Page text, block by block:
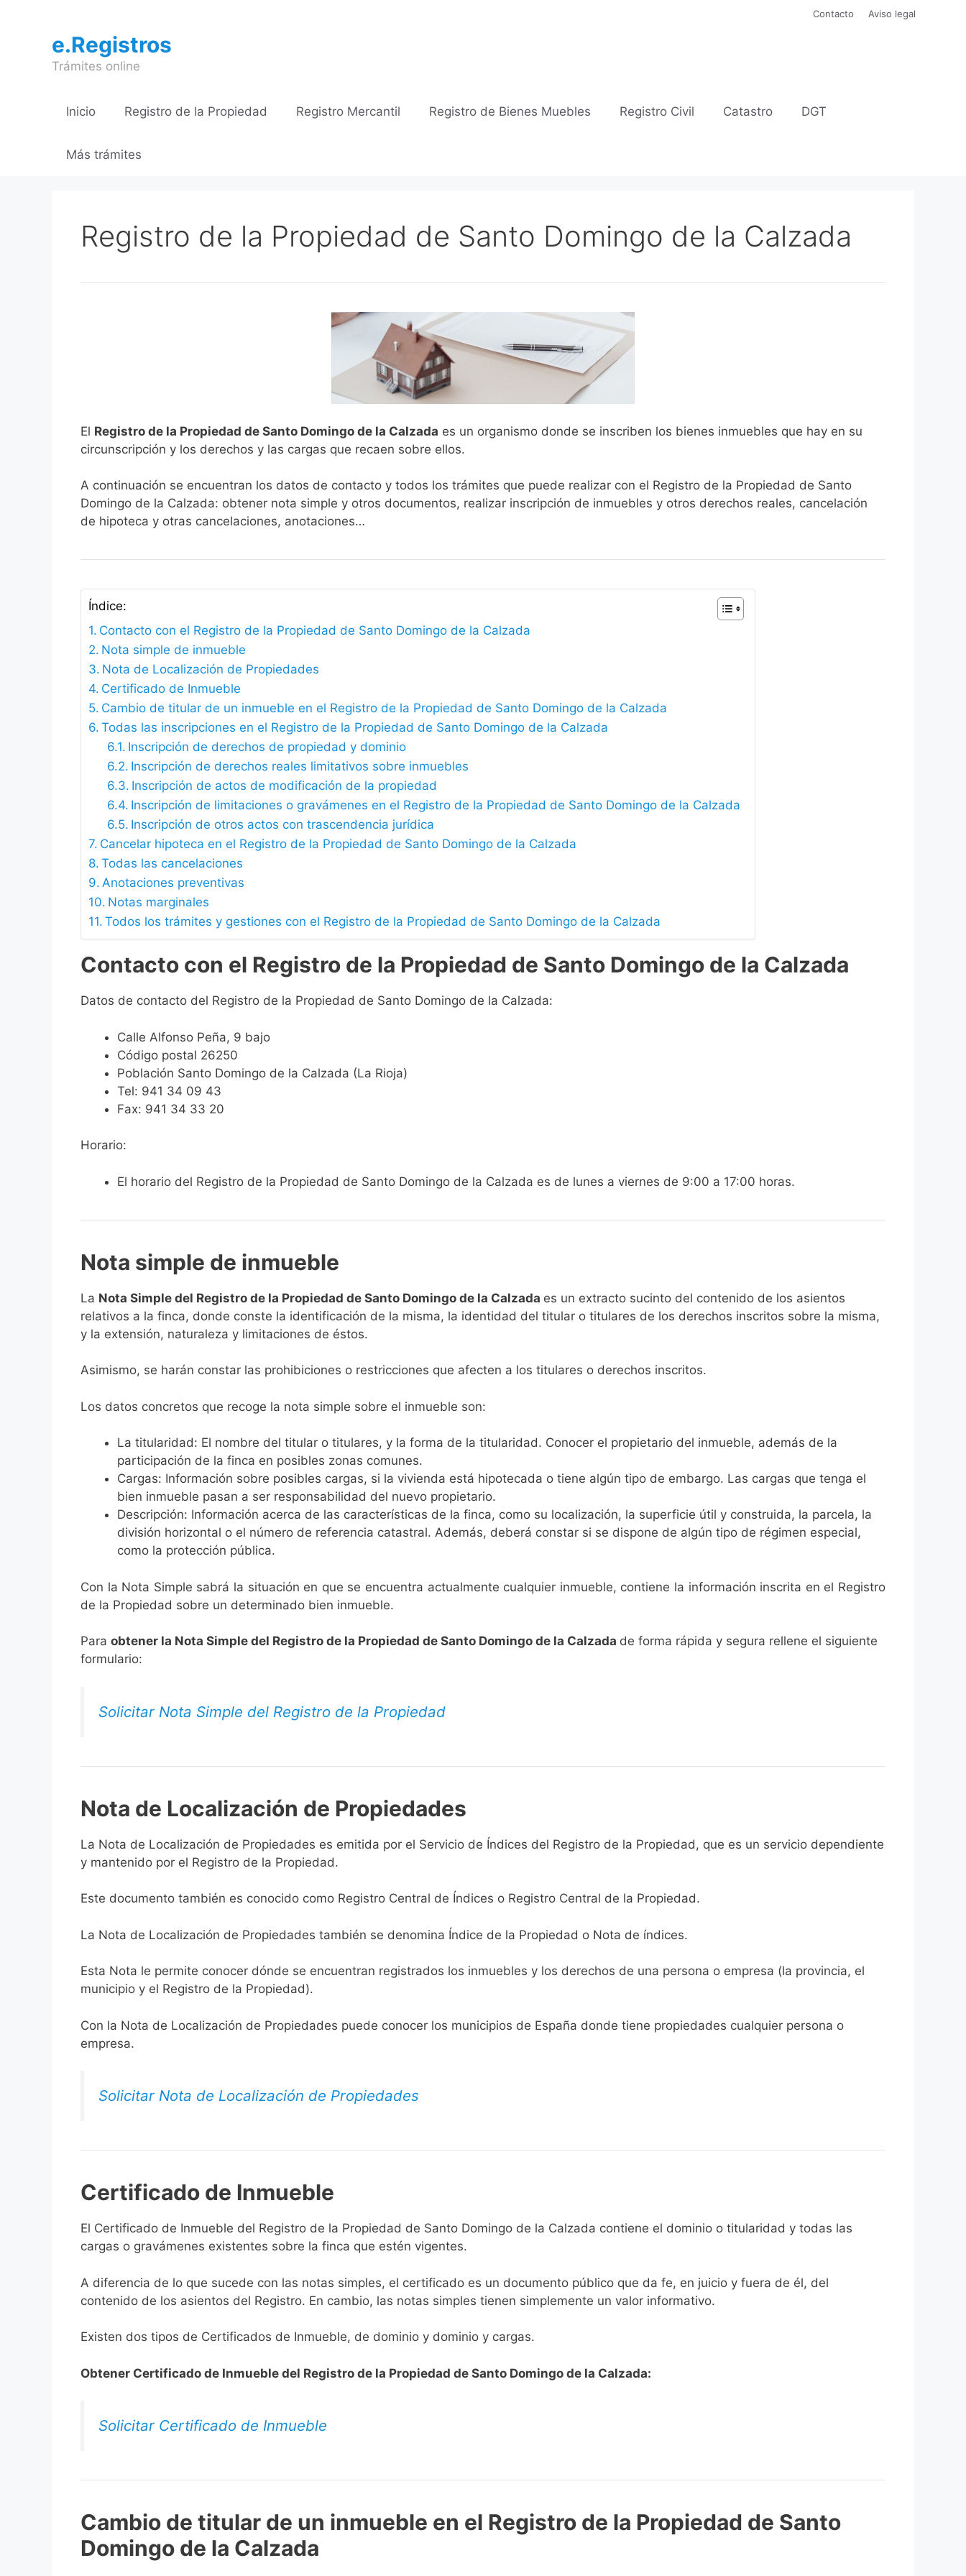
contenido
Contacto Aviso legal
e.Registros
Trámites online
Inicio Registro de la Propiedad Registro Mercantil Registro de Bienes Muebles Registro Civil Catastro DGT
Más trámites
Registro de la Propiedad de Santo Domingo de la Calzada
El Registro de la Propiedad de Santo Domingo de la Calzada es un organismo donde se inscriben los bienes inmuebles que hay en su
circunscripción y los derechos y las cargas que recaen sobre ellos.
A continuación se encuentran los datos de contacto y todos los trámites que puede realizar con el Registro de la Propiedad de Santo
Domingo de la Calzada: obtener nota simple y otros documentos, realizar inscripción de inmuebles y otros derechos reales, cancelación
de hipoteca y otras cancelaciones, anotaciones…
Índice:
Contacto con el Registro de la Propiedad de Santo Domingo de la Calzada
Nota simple de inmueble
Nota de Localización de Propiedades
Certificado de Inmueble
Cambio de titular de un inmueble en el Registro de la Propiedad de Santo Domingo de la Calzada
Todas las inscripciones en el Registro de la Propiedad de Santo Domingo de la Calzada
Inscripción de derechos de propiedad y dominio
Inscripción de derechos reales limitativos sobre inmuebles
Inscripción de actos de modificación de la propiedad
Inscripción de limitaciones o gravámenes en el Registro de la Propiedad de Santo Domingo de la Calzada
Inscripción de otros actos con trascendencia jurídica
Cancelar hipoteca en el Registro de la Propiedad de Santo Domingo de la Calzada
Todas las cancelaciones
Anotaciones preventivas
Notas marginales
Todos los trámites y gestiones con el Registro de la Propiedad de Santo Domingo de la Calzada
Contacto con el Registro de la Propiedad de Santo Domingo de la Calzada
Datos de contacto del Registro de la Propiedad de Santo Domingo de la Calzada:
Calle Alfonso Peña, 9 bajo
Código postal 26250
Población Santo Domingo de la Calzada (La Rioja)
Tel: 941 34 09 43
Fax: 941 34 33 20
Horario:
El horario del Registro de la Propiedad de Santo Domingo de la Calzada es de lunes a viernes de 9:00 a 17:00 horas.
Nota simple de inmueble
La Nota Simple del Registro de la Propiedad de Santo Domingo de la Calzada es un extracto sucinto del contenido de los asientos
relativos a la finca, donde conste la identificación de la misma, la identidad del titular o titulares de los derechos inscritos sobre la misma,
y la extensión, naturaleza y limitaciones de éstos.
Asimismo, se harán constar las prohibiciones o restricciones que afecten a los titulares o derechos inscritos.
Los datos concretos que recoge la nota simple sobre el inmueble son:
La titularidad: El nombre del titular o titulares, y la forma de la titularidad. Conocer el propietario del inmueble, además de la
participación de la finca en posibles zonas comunes.
Cargas: Información sobre posibles cargas, si la vivienda está hipotecada o tiene algún tipo de embargo. Las cargas que tenga el
bien inmueble pasan a ser responsabilidad del nuevo propietario.
Descripción: Información acerca de las características de la finca, como su localización, la superficie útil y construida, la parcela, la
división horizontal o el número de referencia catastral. Además, deberá constar si se dispone de algún tipo de régimen especial,
como la protección pública.
Con la Nota Simple sabrá la situación en que se encuentra actualmente cualquier inmueble, contiene la información inscrita en el Registro
de la Propiedad sobre un determinado bien inmueble.
Para obtener la Nota Simple del Registro de la Propiedad de Santo Domingo de la Calzada de forma rápida y segura rellene el siguiente
formulario:
Solicitar Nota Simple del Registro de la Propiedad
Nota de Localización de Propiedades
La Nota de Localización de Propiedades es emitida por el Servicio de Índices del Registro de la Propiedad, que es un servicio dependiente
y mantenido por el Registro de la Propiedad.
Este documento también es conocido como Registro Central de Índices o Registro Central de la Propiedad.
La Nota de Localización de Propiedades también se denomina Índice de la Propiedad o Nota de índices.
Esta Nota le permite conocer dónde se encuentran registrados los inmuebles y los derechos de una persona o empresa (la provincia, el
municipio y el Registro de la Propiedad).
Con la Nota de Localización de Propiedades puede conocer los municipios de España donde tiene propiedades cualquier persona o
empresa.
Solicitar Nota de Localización de Propiedades
Certificado de Inmueble
El Certificado de Inmueble del Registro de la Propiedad de Santo Domingo de la Calzada contiene el dominio o titularidad y todas las
cargas o gravámenes existentes sobre la finca que estén vigentes.
A diferencia de lo que sucede con las notas simples, el certificado es un documento público que da fe, en juicio y fuera de él, del
contenido de los asientos del Registro. En cambio, las notas simples tienen simplemente un valor informativo.
Existen dos tipos de Certificados de Inmueble, de dominio y dominio y cargas.
Obtener Certificado de Inmueble del Registro de la Propiedad de Santo Domingo de la Calzada:
Solicitar Certificado de Inmueble
Cambio de titular de un inmueble en el Registro de la Propiedad de Santo
Domingo de la Calzada